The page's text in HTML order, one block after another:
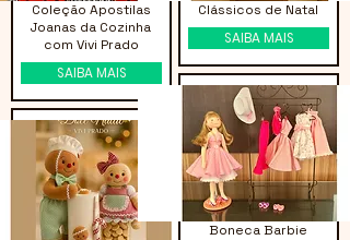
Coleção Apostilas
Joanas da Cozinha
com Vivi Prado
SAIBA MAIS
Clássicos de Natal
SAIBA MAIS
Boneca Barbie